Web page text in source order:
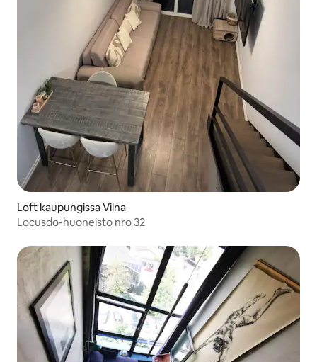
Loft kaupungissa Vilna
Locusdo-huoneisto nro 32